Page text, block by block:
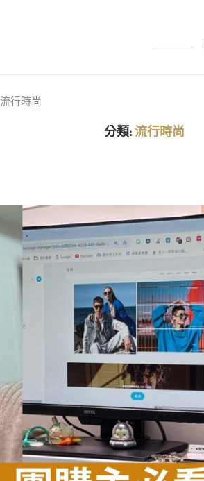
流行時尚
分類:流行時尚